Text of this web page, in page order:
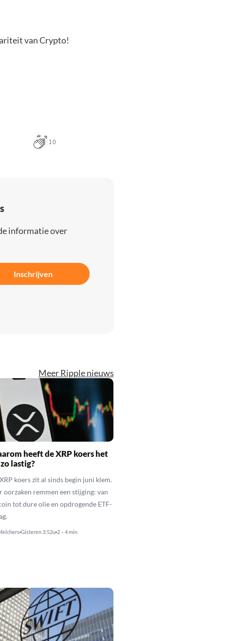
van Crypto!
10
informatie over
Inschrijven
Meer Ripple nieuws
heeft de XRP koers het
lastig?
koers zit al sinds begin juni klem.
oorzaken remmen een stijging: van
tot dure olie en opdrogende ETF-
Gisteren 3:52u 2 – 4 min